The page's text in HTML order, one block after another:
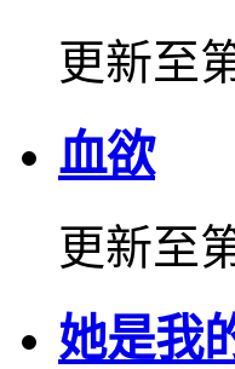
更新至
血欲
更新至
她是我